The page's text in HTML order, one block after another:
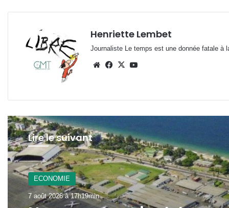
Henriette Lembet
Journaliste Le temps est une donnée fatale à
WebsiteFacebook
X
Lire le suivant
ECONOMIE
7 août 2026 à 17h19min